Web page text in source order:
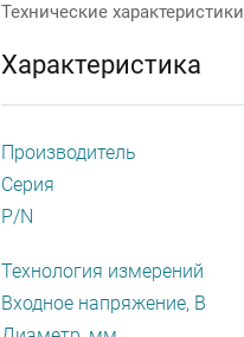
Технические характеристики
Характеристика
Производитель
Серия
P/N
Технология измерений
Входное напряжение, В